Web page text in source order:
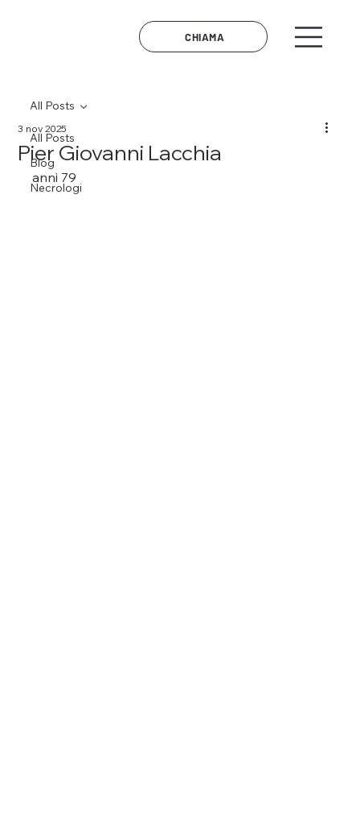
CHIAMA
All Posts
Blog
Necrologi
All Posts
Pier Giovanni Lacchia
3 nov 2025
anni 79